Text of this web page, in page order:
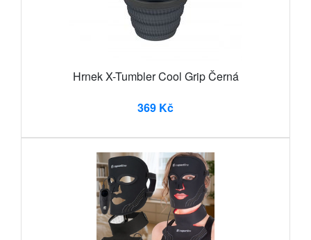
Hrnek X-Tumbler Cool Grip Černá
369 Kč